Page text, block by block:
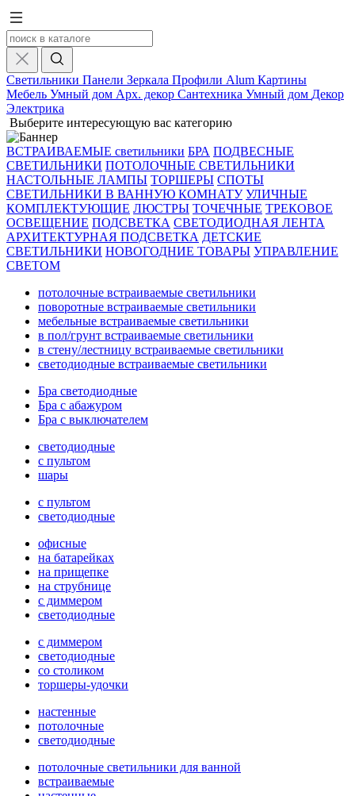
Светильники Панели Зеркала Профили Alum Картины
Мебель Умный дом Арх. декор Сантехника Умный дом Декор
Электрика
Выберите интересующую вас категорию
ВСТРАИВАЕМЫЕ светильники БРА ПОДВЕСНЫЕ
СВЕТИЛЬНИКИ ПОТОЛОЧНЫЕ СВЕТИЛЬНИКИ
НАСТОЛЬНЫЕ ЛАМПЫ ТОРШЕРЫ СПОТЫ
СВЕТИЛЬНИКИ В ВАННУЮ КОМНАТУ УЛИЧНЫЕ
КОМПЛЕКТУЮЩИЕ ЛЮСТРЫ ТОЧЕЧНЫЕ ТРЕКОВОЕ
ОСВЕЩЕНИЕ ПОДСВЕТКА СВЕТОДИОДНАЯ ЛЕНТА
АРХИТЕКТУРНАЯ ПОДСВЕТКА ДЕТСКИЕ
СВЕТИЛЬНИКИ НОВОГОДНИЕ ТОВАРЫ УПРАВЛЕНИЕ
СВЕТОМ
потолочные встраиваемые светильники
поворотные встраиваемые светильники
мебельные встраиваемые светильники
в пол/грунт встраиваемые светильники
в стену/лестницу встраиваемые светильники
светодиодные встраиваемые светильники
Бра светодиодные
Бра с абажуром
Бра с выключателем
светодиодные
с пультом
шары
с пультом
светодиодные
офисные
на батарейках
на прищепке
на струбнице
с диммером
светодиодные
с диммером
светодиодные
со столиком
торшеры-удочки
настенные
потолочные
светодиодные
потолочные светильники для ванной
встраиваемые